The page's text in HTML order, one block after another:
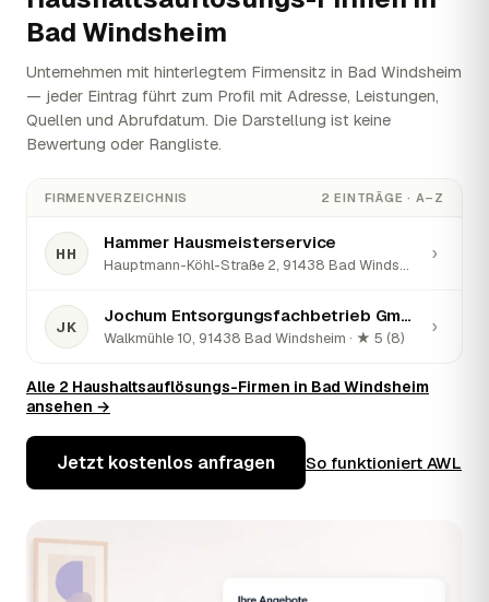
Bad Windsheim
Unternehmen mit hinterlegtem Firmensitz in Bad Windsheim
— jeder Eintrag führt zum Profil mit Adresse, Leistungen,
Quellen und Abrufdatum. Die Darstellung ist keine
Bewertung oder Rangliste.
FIRMENVERZEICHNIS 2 EINTRÄGE · A–Z
HH
Hammer Hausmeisterservice
Hauptmann-Köhl-Straße 2, 91438 Bad Windsheim · ★ 5 (34)
›
JK
Jochum Entsorgungsfachbetrieb GmbH & Co. KG
Walkmühle 10, 91438 Bad Windsheim · ★ 5 (8)
›
Alle 2 Haushaltsauflösungs-Firmen in Bad Windsheim
ansehen →
Jetzt kostenlos anfragen So funktioniert AWL